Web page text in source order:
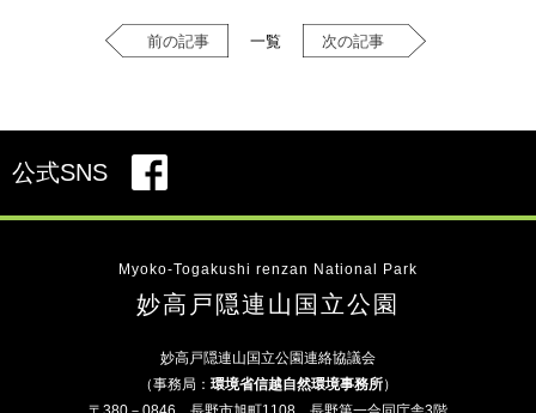
前の記事 一覧 次の記事
公式SNS
Myoko-Togakushi renzan National Park
妙高戸隠連山国立公園
妙高戸隠連山国立公園連絡協議会
（事務局： 環境省信越自然環境事務所）